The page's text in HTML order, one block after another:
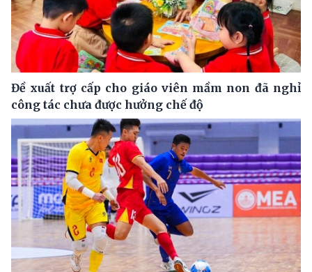
Đề xuất trợ cấp cho giáo viên mầm non đã nghỉ
công tác chưa được hưởng chế độ